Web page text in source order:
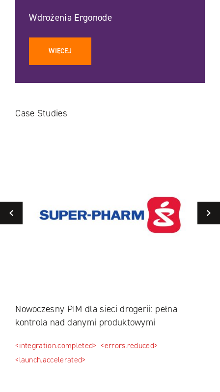
Wdrożenia Ergonode
WIĘCEJ
Case Studies
Previous
Nowoczesny PIM dla sieci drogerii: pełna
kontrola nad danymi produktowymi
<integration.completed> <errors.reduced>
<launch.accelerated>